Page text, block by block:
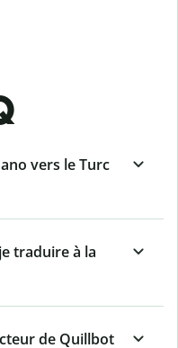
vers le Turc
traduire à la
de Quillbot